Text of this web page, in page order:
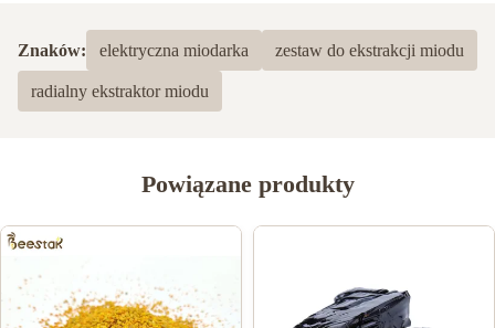
Na podstawie 50 ostatnich recenzji
5
100%
K Krys Wojciak
Mar 17.2023
Fantastic Customer service from Shirley. A pleasant helpful lady
Znaków: elektryczna miodarka zestaw do ekstrakcji miodu
radialny ekstraktor miodu
Powiązane produkty